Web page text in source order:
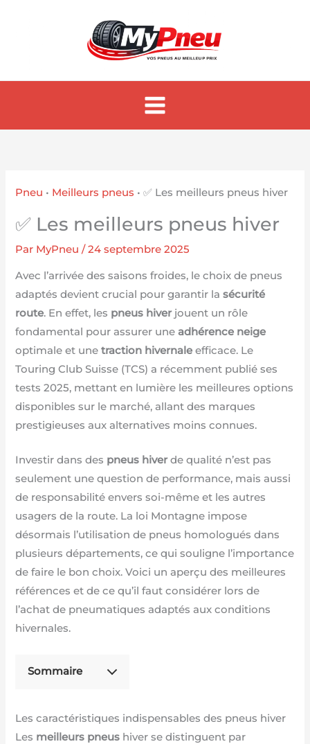
Pneu • Meilleurs pneus •✅ Les meilleurs pneus hiver
✅ Les meilleurs pneus hiver
Par MyPneu/24 septembre 2025
Avec l’arrivée des saisons froides, le choix de pneus
adaptés devient crucial pour garantir lasécurité
route. En effet, les pneus hiverjouent un rôle
fondamental pour assurer uneadhérence neige
optimale et unetraction hivernale efficace. Le
Touring Club Suisse (TCS) a récemment publié ses
tests 2025, mettant en lumière les meilleures options
disponibles sur le marché, allant des marques
prestigieuses aux alternatives moins connues.
Investir dans des pneus hiverde qualité n’est pas
seulement une question de performance, mais aussi
de responsabilité envers soi-même et les autres
usagers de la route. La loi Montagne impose
désormais l’utilisation de pneus homologués dans
plusieurs départements, ce qui souligne l’importance
de faire le bon choix. Voici un aperçu des meilleures
références et de ce qu’il faut considérer lors de
l’achat de pneumatiques adaptés aux conditions
hivernales.
Sommaire
Les caractéristiques indispensables des pneus hiver
Les meilleurs pneus hiver se distinguent par